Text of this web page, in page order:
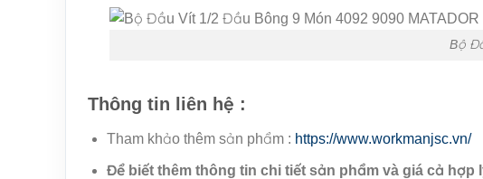
Bộ
Thông tin liên hệ :
Tham khảo thêm sản phẩm : https://www.workmanjsc.vn/
Để biết thêm thông tin chi tiết sản phẩm và giá cả